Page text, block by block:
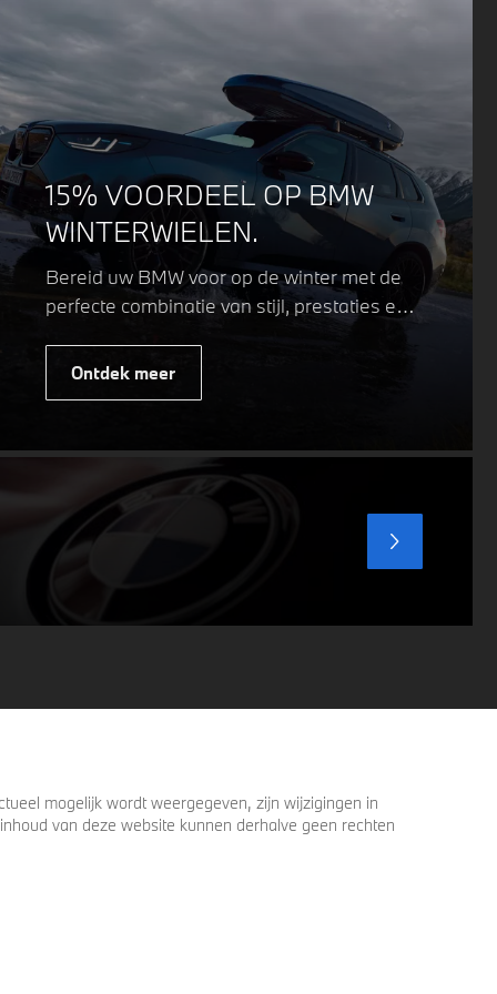
15% VOORDEEL OP BMW
WINTERWIELEN.
Bereid uw BMW voor op de winter met de
perfecte combinatie van stijl, prestaties en
of elegante look, onze winterwielen zijn
uitdagende weersomstandigheden.
Profiteer nu van15% voordeel.
Ontdek meer
mogelijk wordt weergegeven, zijn wijzigingen in
van deze website kunnen derhalve geen rechten